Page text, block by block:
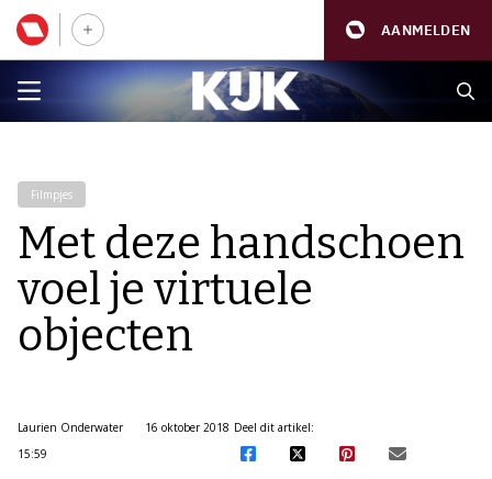
AANMELDEN
Filmpjes
Met deze handschoen
voel je virtuele
objecten
Laurien Onderwater
16 oktober 2018
15:59
Deel dit artikel: